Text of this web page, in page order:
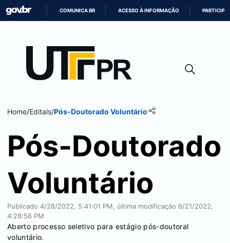
CONTEÚDO
COMUNICA BR ACESSO À INFORMAÇÃO PARTICIPE
Home/Editais/Pós-Doutorado Voluntário
Pós-Doutorado
Voluntário
Publicado 4/28/2022, 5:41:01 PM , última modificação 6/21/2022,
4:28:56 PM
Aberto processo seletivo para estágio pós-doutoral
voluntário.